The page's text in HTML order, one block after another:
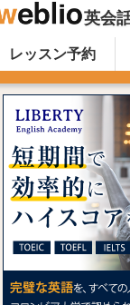
英会
オンライン英会
Skip to content
レッスン予約